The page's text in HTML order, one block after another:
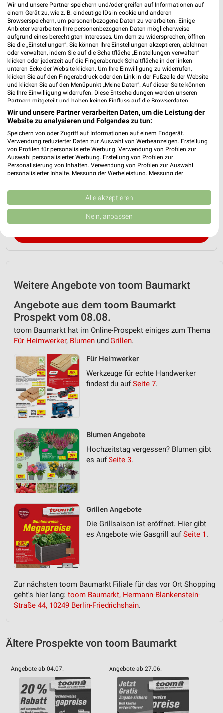
❯
toom Baumarkt Prospekt für Düsseldorf
ab Sa. den 08.08.
Gültig von 08. Aug. bis 14. Aug.
📅 Kalendereintrag erstellen
Weitere Angebote von toom Baumarkt
Angebote aus dem toom Baumarkt
Prospekt vom 08.08.
toom Baumarkt hat im Online-Prospekt einiges zum Thema
Für Heimwerker, Blumen und Grillen.
Für Heimwerker
Werkzeuge für echte Handwerker
findest du aufSeite 7.
Blumen Angebote
Hochzeitstag vergessen? Blumen gibt
es aufSeite 3.
Grillen Angebote
Die Grillsaison ist eröffnet. Hier gibt
es Angebote wie Gasgrill aufSeite 1.
Zur nächsten toom Baumarkt Filiale für das vor Ort Shopping
geht's hier lang: toom Baumarkt, Hermann-Blankenstein-
Straße 44, 10249 Berlin-Friedrichshain.
Ältere Prospekte von toom Baumarkt
Angebote ab 04.07. Angebote ab 27.06.
Wir und unsere Partner speichern und/oder greifen auf Informationen auf
einem Gerät zu, wie z. B. eindeutige IDs in cookie und anderen
Browserspeichern, um personenbezogene Daten zu verarbeiten. Einige
Anbieter verarbeiten Ihre personenbezogenen Daten möglicherweise
aufgrund eines berechtigten Interesses. Um dem zu widersprechen, öffnen
Sie die „Einstellungen“. Sie können Ihre Einstellungen akzeptieren, ablehnen
oder verwalten, indem Sie auf die Schaltfläche „Einstellungen verwalten“
klicken oder jederzeit auf die Fingerabdruck-Schaltfläche in der linken
unteren Ecke der Website klicken. Um Ihre Einwilligung zu widerrufen,
klicken Sie auf den Fingerabdruck oder den Link in der Fußzeile der Website
und klicken Sie auf den Menüpunkt „Meine Daten“. Auf dieser Seite können
Sie Ihre Einwilligung widerrufen. Diese Entscheidungen werden unseren
Partnern mitgeteilt und haben keinen Einfluss auf die Browserdaten.
Wir und unsere Partner verarbeiten Daten, um die Leistung der
Website zu analysieren und Folgendes zu tun:
Speichern von oder Zugriff auf Informationen auf einem Endgerät.
Verwendung reduzierter Daten zur Auswahl von Werbeanzeigen. Erstellung
von Profilen für personalisierte Werbung. Verwendung von Profilen zur
Auswahl personalisierter Werbung. Erstellung von Profilen zur
Personalisierung von Inhalten. Verwendung von Profilen zur Auswahl
personalisierter Inhalte. Messung der Werbeleistung. Messung der
Kombinationen von Daten aus verschiedenen Quellen. Entwicklung und
Verbesserung der Angebote. Verwendung reduzierter Daten zur Auswahl
von Inhalten.
Daten können außerhalb der Europäischen Union weitergegeben und in die
Website/App.
Speichern von oder Zugriff auf Informationen
auf einem Endgerät
Verwendung reduzierter Daten zur Auswahl von
Werbeanzeigen
Werbung
Verwendung von Profilen zur Auswahl
personalisierter Werbung
Erstellung von Profilen zur Personalisierung
von Inhalten
Verwendung von Profilen zur Auswahl
personalisierter Inhalte
Messung der Werbeleistung
Messung der Performance von Inhalten
Analyse von Zielgruppen durch Statistiken oder
Kombinationen von Daten aus verschiedenen
Quellen
Entwicklung und Verbesserung der Angebote
Verwendung reduzierter Daten zur Auswahl von
Verwendung genauer Standortdaten
Nicht-IAB-Verarbeitungszwecke:
Notwendig
Performance
Funktional
Alle akzeptieren
Nein, anpassen